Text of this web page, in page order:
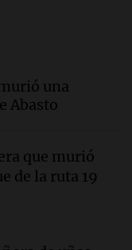
senadora
de Villa
de médula
una
Abasto
que murió
de la ruta 19